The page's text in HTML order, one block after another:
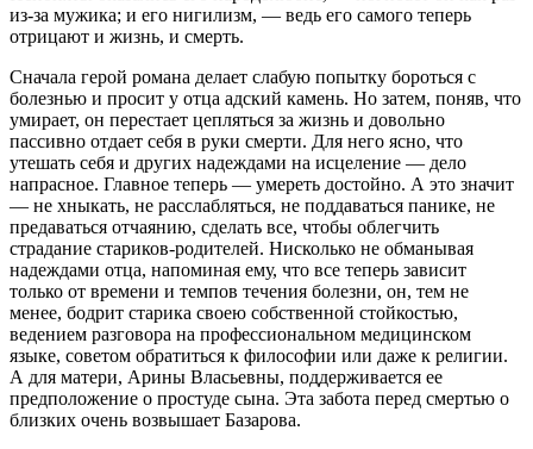
из-за мужика; и его нигилизм, — ведь его самого теперь
отрицают и жизнь, и смерть.
Сначала герой романа делает слабую попытку бороться с
болезнью и просит у отца адский камень. Но затем, поняв, что
умирает, он перестает цепляться за жизнь и довольно
пассивно отдает себя в руки смерти. Для него ясно, что
утешать себя и других надеждами на исцеление — дело
напрасное. Главное теперь — умереть достойно. А это значит
— не хныкать, не расслабляться, не поддаваться панике, не
предаваться отчаянию, сделать все, чтобы облегчить
страдание стариков-родителей. Нисколько не обманывая
надеждами отца, напоминая ему, что все теперь зависит
только от времени и темпов течения болезни, он, тем не
менее, бодрит старика своею собственной стойкостью,
ведением разговора на профессиональном медицинском
языке, советом обратиться к философии или даже к религии.
А для матери, Арины Власьевны, поддерживается ее
предположение о простуде сына. Эта забота перед смертью о
близких очень возвышает Базарова.